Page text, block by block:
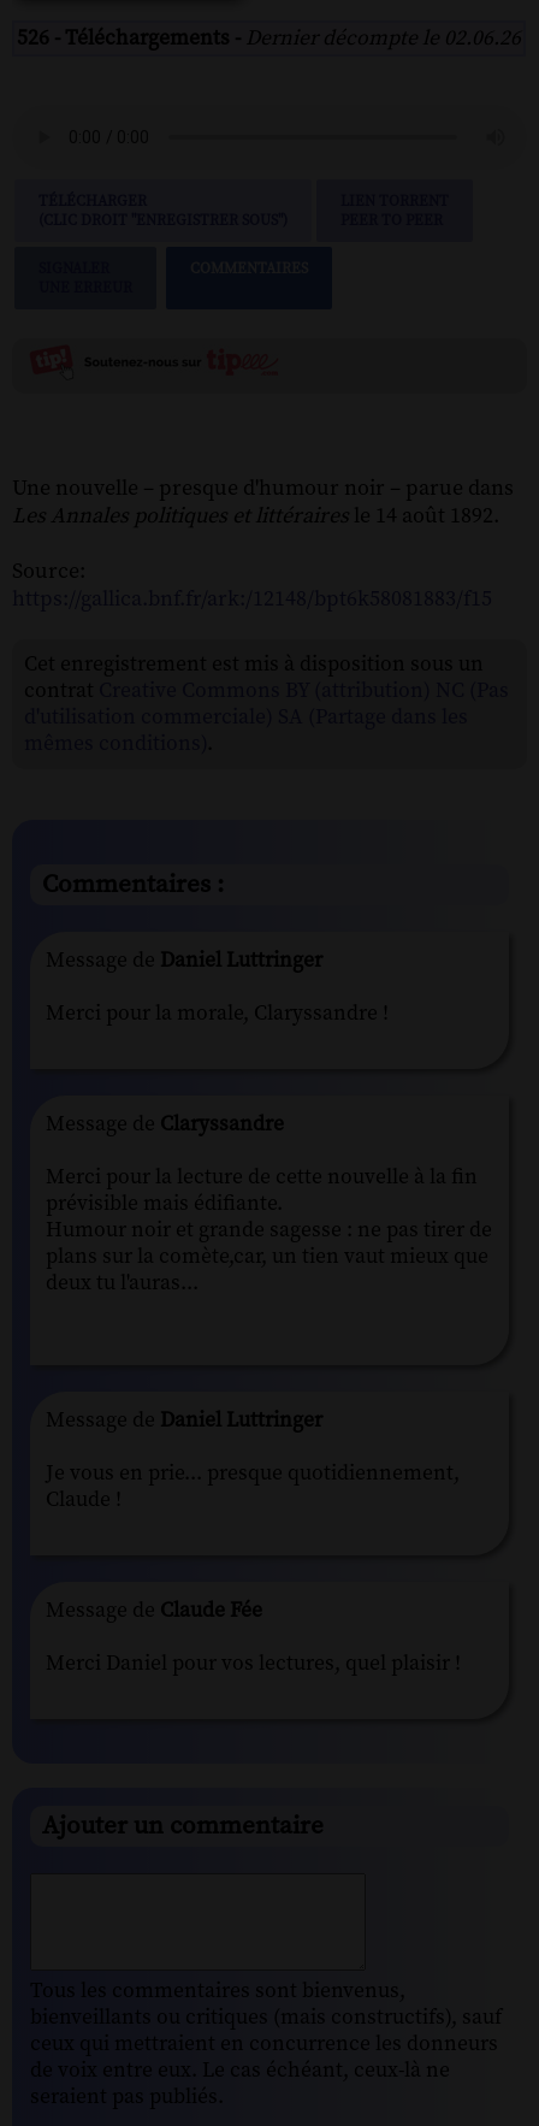
526 - Téléchargements - Dernier décompte le 02.06.26
Une nouvelle – presque d'humour noir – parue dans
Les Annales politiques et littéraires le 14 août 1892.
Source:
Commentaires :
Message de Daniel Luttringer
Merci pour la morale, Claryssandre !
Message de Claryssandre
Merci pour la lecture de cette nouvelle à la fin
prévisible mais édifiante.
Humour noir et grande sagesse : ne pas tirer de
plans sur la comète,car, un tien vaut mieux que
deux tu l'auras...
Message de Daniel Luttringer
Je vous en prie... presque quotidiennement,
Claude !
Message de Claude Fée
Merci Daniel pour vos lectures, quel plaisir !
Ajouter un commentaire
Tous les commentaires sont bienvenus,
bienveillants ou critiques (mais constructifs), sauf
ceux qui mettraient en concurrence les donneurs
de voix entre eux. Le cas échéant, ceux-là ne
seraient pas publiés.